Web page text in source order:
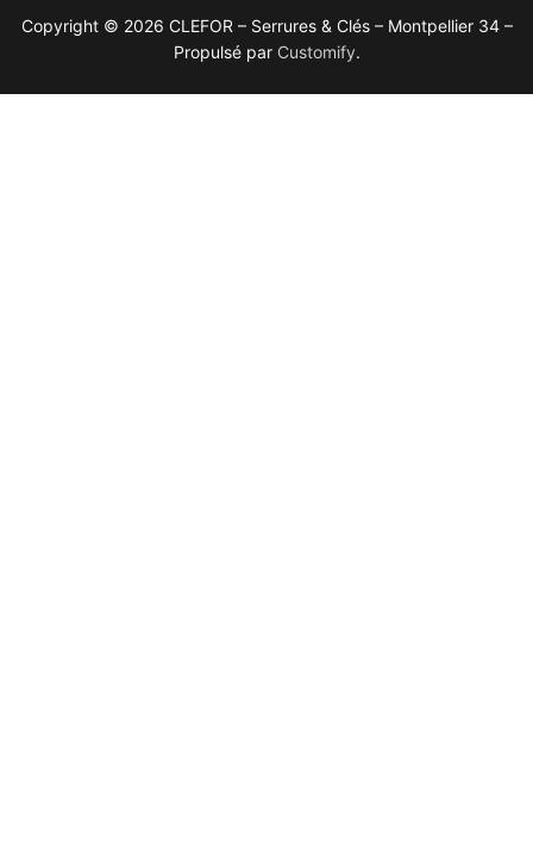
Copyright © 2026 CLEFOR – Serrures & Clés – Montpellier 34 –
Propulsé par Customify.